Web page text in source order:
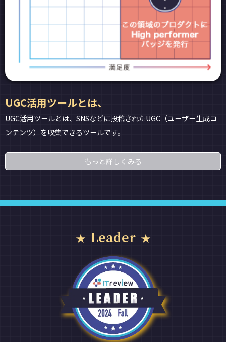
UGC活用ツールとは、
UGC活用ツールとは、SNSなどに投稿されたUGC（ユーザー生成コ
ンテンツ）を収集できるツールです。
もっと詳しくみる
Leader